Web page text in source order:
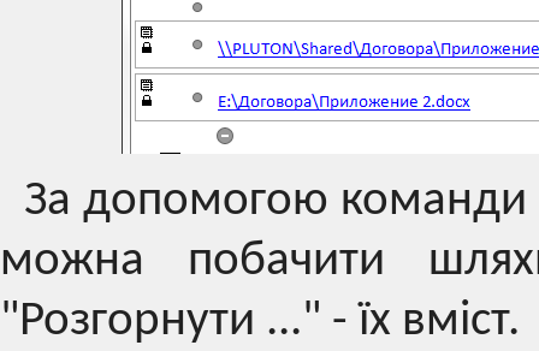
За допомогою команди
можна побачити
"Розгорнути ..." - їх вміст.